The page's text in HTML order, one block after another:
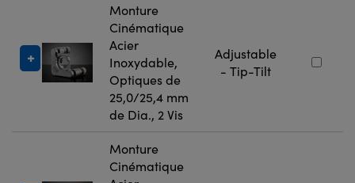
Monture
Cinématique
Acier
Inoxydable,
Optiques de
25,0/25,4 mm
de Dia., 2 Vis
Adjustable
- Tip-Tilt
Monture
Cinématique